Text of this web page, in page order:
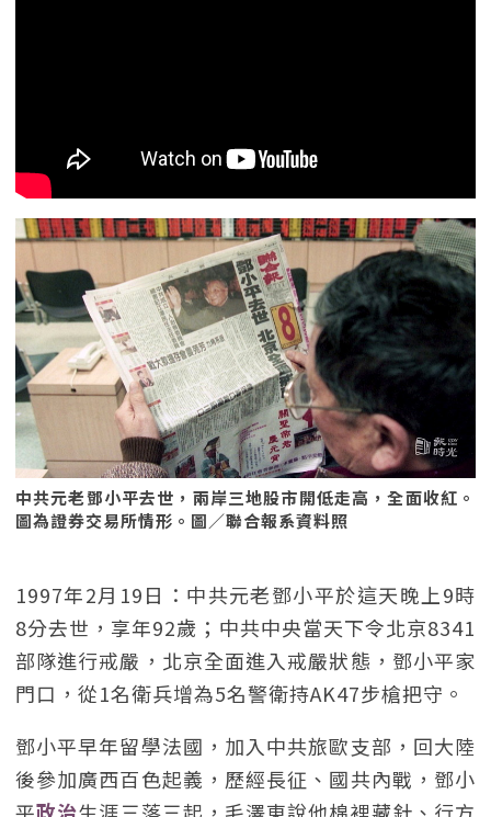
中共元老鄧小平去世，兩岸三地股市開低走高，全面收紅。
圖為證券交易所情形。圖／聯合報系資料照
1997年2月19日：中共元老鄧小平於這天晚上9時
8分去世，享年92歲；中共中央當天下令北京8341
部隊進行戒嚴，北京全面進入戒嚴狀態，鄧小平家
門口，從1名衛兵增為5名警衛持AK47步槍把守。
鄧小平早年留學法國，加入中共旅歐支部，回大陸
後參加廣西百色起義，歷經長征、國共內戰，鄧小